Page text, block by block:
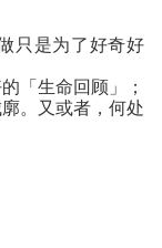
只是为了好奇好
「生命回顾」；
。又或者，何处